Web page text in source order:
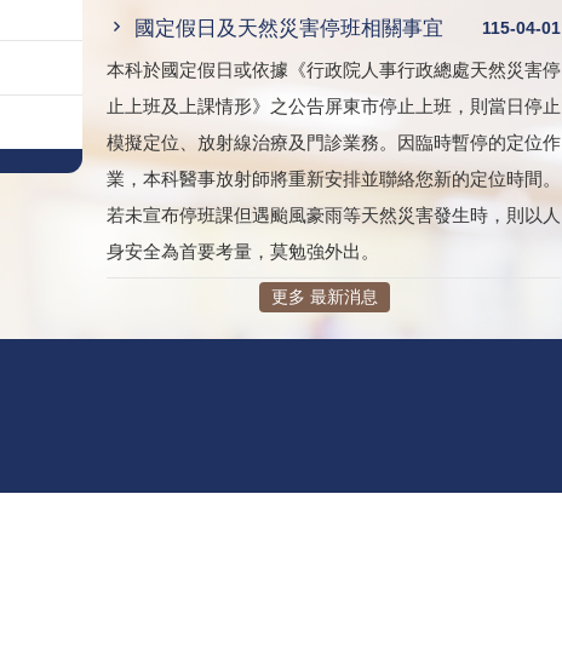
115-04-01
國定假日及天然災害停班相關事宜
本科於國定假日或依據《行政院人事行政總處天然災害停
止上班及上課情形》之公告屏東市停止上班，則當日停止
模擬定位、放射線治療及門診業務。因臨時暫停的定位作
業，本科醫事放射師將重新安排並聯絡您新的定位時間。
若未宣布停班課但遇颱風豪雨等天然災害發生時，則以人
身安全為首要考量，莫勉強外出。
更多 最新消息